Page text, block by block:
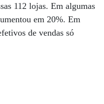
112 lojas. Em algumas
em 20%. Em
de vendas só